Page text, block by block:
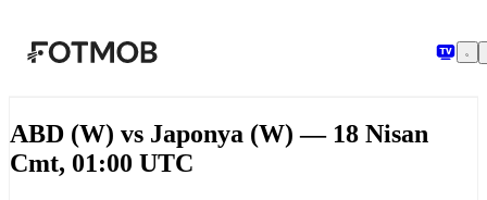
ABD (W) vs Japonya (W) — 18 Nisan
Cmt, 01:00 UTC